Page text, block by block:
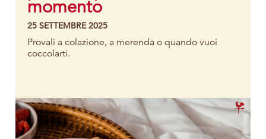
momento
25 SETTEMBRE 2025
Provali a colazione, a merenda o quando vuoi
coccolarti.